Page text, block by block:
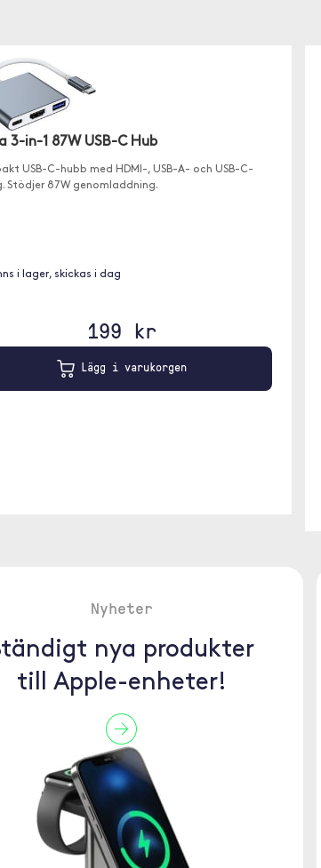
3-in-1 87W USB-C Hub
USB-C-hubb med HDMI-, USB-A- och USB-C-
Stödjer 87W genomladdning.
i lager, skickas i dag
199 kr
Lägg i varukorgen
Nyheter
nya produkter
till Apple-enheter!